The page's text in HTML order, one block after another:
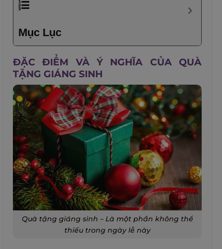
Mục Lục
ĐẶC ĐIỂM VÀ Ý NGHĨA CỦA QUÀ
TẶNG GIÁNG SINH
Quà tặng giáng sinh – Là một phần không thể
thiếu trong ngày lễ này